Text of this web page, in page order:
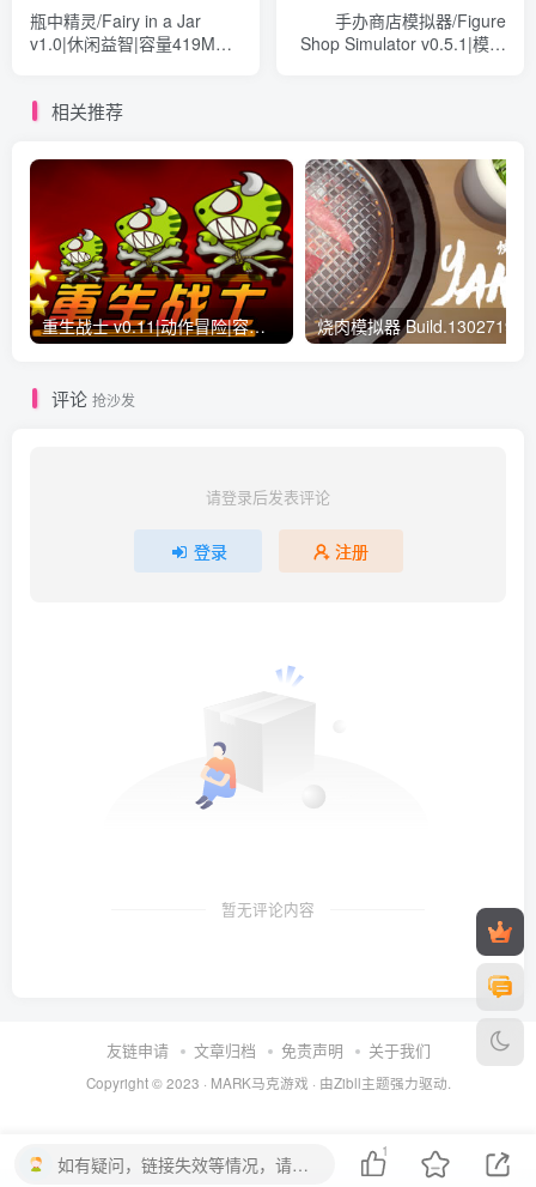
瓶中精灵/Fairy in a Jar
v1.0|休闲益智|容量419MB|
手办商店模拟器/Figure
Shop Simulator v0.5.1|模拟
相关推荐
重生战士 v0.11|动作冒险|容量2.1GB|免安装绿色中文版
评论 抢沙发
请登录后发表评论
登录 注册
暂无评论内容
友链申请 文章归档 免责声明 关于我们
Copyright © 2023 · MARK马克游戏 · 由Zibll主题强力驱动.
如有疑问，链接失效等情况，请留言。
1